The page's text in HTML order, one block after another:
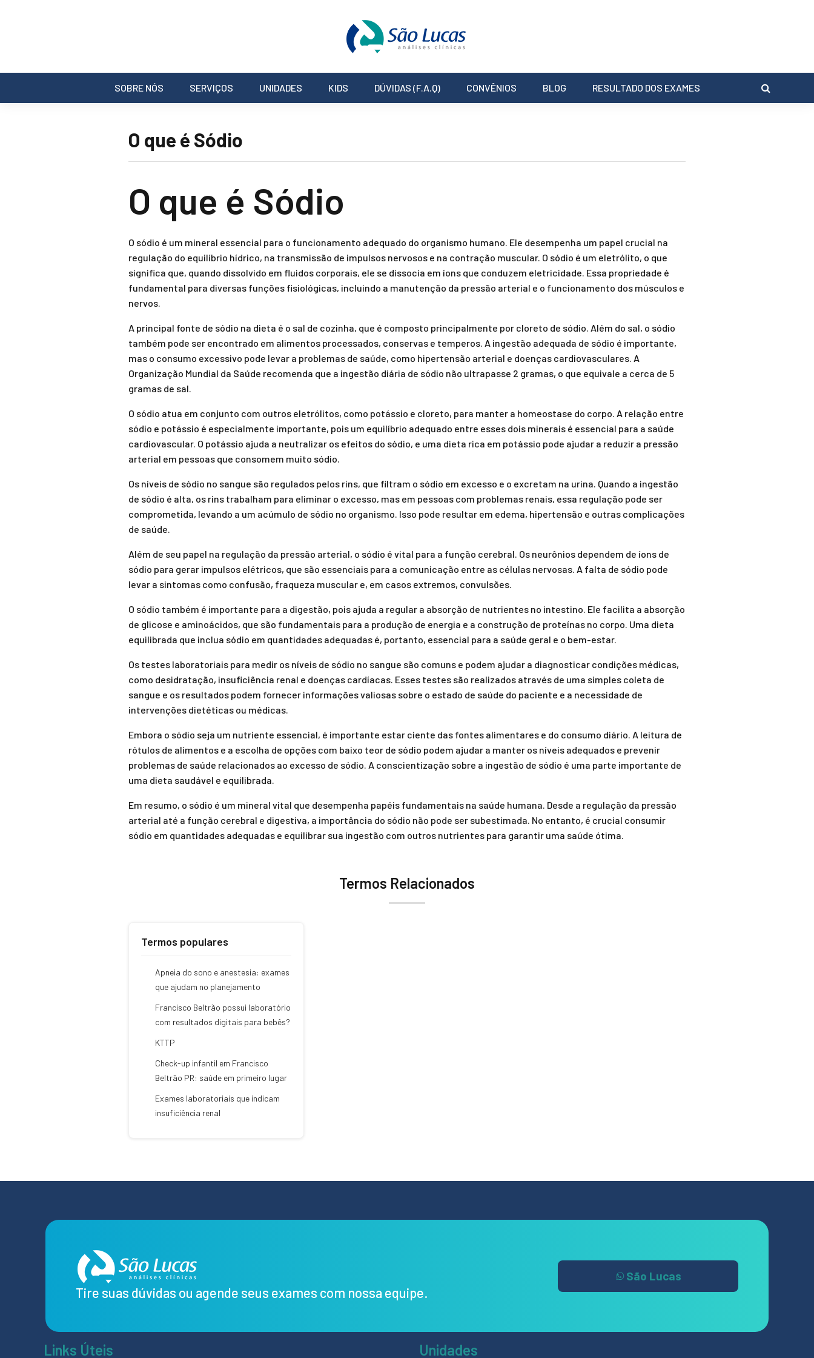
SOBRE NÓS SERVIÇOS UNIDADES KIDS DÚVIDAS (F.A.Q) CONVÊNIOS BLOG RESULTADO DOS EXAMES
O que é Sódio
O que é Sódio
O sódio é um mineral essencial para o funcionamento adequado do organismo humano. Ele desempenha um papel crucial na
regulação do equilíbrio hídrico, na transmissão de impulsos nervosos e na contração muscular. O sódio é um eletrólito, o que
significa que, quando dissolvido em fluidos corporais, ele se dissocia em íons que conduzem eletricidade. Essa propriedade é
fundamental para diversas funções fisiológicas, incluindo a manutenção da pressão arterial e o funcionamento dos músculos e
nervos.
A principal fonte de sódio na dieta é o sal de cozinha, que é composto principalmente por cloreto de sódio. Além do sal, o sódio
também pode ser encontrado em alimentos processados, conservas e temperos. A ingestão adequada de sódio é importante,
mas o consumo excessivo pode levar a problemas de saúde, como hipertensão arterial e doenças cardiovasculares. A
Organização Mundial da Saúde recomenda que a ingestão diária de sódio não ultrapasse 2 gramas, o que equivale a cerca de 5
gramas de sal.
O sódio atua em conjunto com outros eletrólitos, como potássio e cloreto, para manter a homeostase do corpo. A relação entre
sódio e potássio é especialmente importante, pois um equilíbrio adequado entre esses dois minerais é essencial para a saúde
cardiovascular. O potássio ajuda a neutralizar os efeitos do sódio, e uma dieta rica em potássio pode ajudar a reduzir a pressão
arterial em pessoas que consomem muito sódio.
Os níveis de sódio no sangue são regulados pelos rins, que filtram o sódio em excesso e o excretam na urina. Quando a ingestão
de sódio é alta, os rins trabalham para eliminar o excesso, mas em pessoas com problemas renais, essa regulação pode ser
comprometida, levando a um acúmulo de sódio no organismo. Isso pode resultar em edema, hipertensão e outras complicações
de saúde.
Além de seu papel na regulação da pressão arterial, o sódio é vital para a função cerebral. Os neurônios dependem de íons de
sódio para gerar impulsos elétricos, que são essenciais para a comunicação entre as células nervosas. A falta de sódio pode
levar a sintomas como confusão, fraqueza muscular e, em casos extremos, convulsões.
O sódio também é importante para a digestão, pois ajuda a regular a absorção de nutrientes no intestino. Ele facilita a absorção
de glicose e aminoácidos, que são fundamentais para a produção de energia e a construção de proteínas no corpo. Uma dieta
equilibrada que inclua sódio em quantidades adequadas é, portanto, essencial para a saúde geral e o bem-estar.
Os testes laboratoriais para medir os níveis de sódio no sangue são comuns e podem ajudar a diagnosticar condições médicas,
como desidratação, insuficiência renal e doenças cardíacas. Esses testes são realizados através de uma simples coleta de
sangue e os resultados podem fornecer informações valiosas sobre o estado de saúde do paciente e a necessidade de
intervenções dietéticas ou médicas.
Embora o sódio seja um nutriente essencial, é importante estar ciente das fontes alimentares e do consumo diário. A leitura de
rótulos de alimentos e a escolha de opções com baixo teor de sódio podem ajudar a manter os níveis adequados e prevenir
problemas de saúde relacionados ao excesso de sódio. A conscientização sobre a ingestão de sódio é uma parte importante de
uma dieta saudável e equilibrada.
Em resumo, o sódio é um mineral vital que desempenha papéis fundamentais na saúde humana. Desde a regulação da pressão
arterial até a função cerebral e digestiva, a importância do sódio não pode ser subestimada. No entanto, é crucial consumir
sódio em quantidades adequadas e equilibrar sua ingestão com outros nutrientes para garantir uma saúde ótima.
Termos Relacionados
Termos populares
Apneia do sono e anestesia: exames
que ajudam no planejamento
Francisco Beltrão possui laboratório
com resultados digitais para bebês?
KTTP
Check-up infantil em Francisco
Beltrão PR: saúde em primeiro lugar
Exames laboratoriais que indicam
insuficiência renal
Tire suas dúvidas ou agende seus exames com nossa equipe.
São Lucas
Links Úteis Unidades